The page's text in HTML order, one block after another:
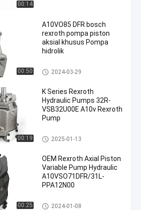
00:14
00:50
A10VO85 DFR bosch
rexroth pompa piston
aksial khusus Pompa
hidrolik
Pompa hidraulik Rexroth
2024-03-29
00:19
K Series Rexroth
Hydraulic Pumps 32R-
VSB32U00E A10v Rexroth
Pump
Pompa hidraulik Rexroth
2025-01-13
00:25
OEM Rexroth Axial Piston
Variable Pump Hydraulic
A10VSO71DFR/31L-
PPA12N00
Pompa hidraulik Rexroth
2024-01-08